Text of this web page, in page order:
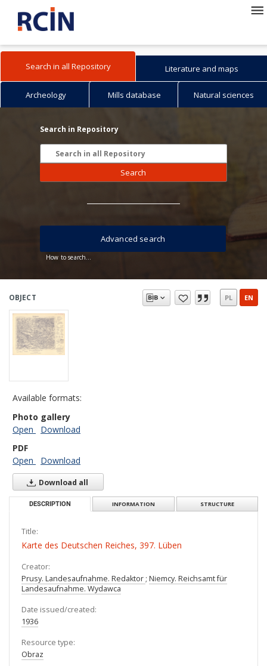
Search in all Repository Literature and maps
Archeology Mills database Natural sciences
Search in Repository
Search
How to search...
Advanced search
OBJECT PL EN
Available formats:
Photo gallery
Open
Download
PDF
Open
Download
Download all
DESCRIPTION INFORMATION STRUCTURE
Title:
Karte des Deutschen Reiches, 397. Lüben
Creator:
Prusy. Landesaufnahme. Redaktor ; Niemcy. Reichsamt für
Landesaufnahme. Wydawca
Date issued/created:
1936
Resource type:
Obraz